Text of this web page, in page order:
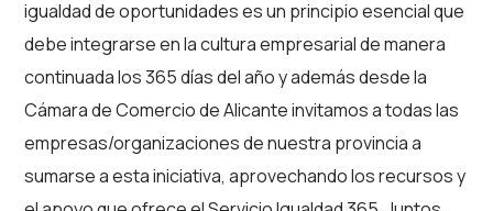
igualdad de oportunidades es un principio esencial que
debe integrarse en la cultura empresarial de manera
continuada los 365 días del año y además desde la
Cámara de Comercio de Alicante invitamos a todas las
empresas/organizaciones de nuestra provincia a
sumarse a esta iniciativa, aprovechando los recursos y